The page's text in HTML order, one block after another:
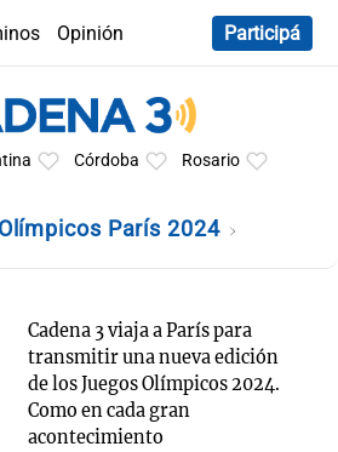
Opinión
Participá
Córdoba Rosario
París 2024
Cadena 3 viaja a París para
transmitir una nueva edición
de los Juegos Olímpicos 2024.
Como en cada gran
acontecimiento